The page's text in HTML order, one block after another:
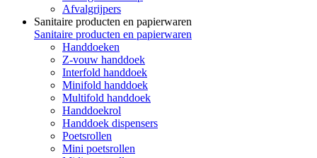
Afvalgrijpers
Sanitaire producten en papierwaren
Sanitaire producten en papierwaren
Handdoeken
Z-vouw handdoek
Interfold handdoek
Minifold handdoek
Multifold handdoek
Handdoekrol
Handdoek dispensers
Poetsrollen
Mini poetsrollen